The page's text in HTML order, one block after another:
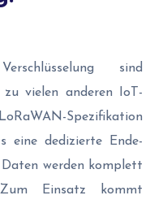
sind
vielen anderen IoT-
Spezifikation
eine dedizierte Ende-
Daten werden komplett
Zum Einsatz kommt